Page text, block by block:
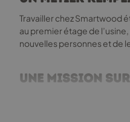
Travailler chez Smartwood
au premier étage de
nouvelles personnes et de
Une mission